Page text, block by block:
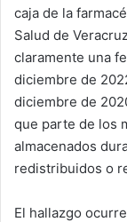
caja de la
Salud de
claramente una
diciembre de
diciembre de
que parte de los
almacenados
redistribuidos o
El hallazgo